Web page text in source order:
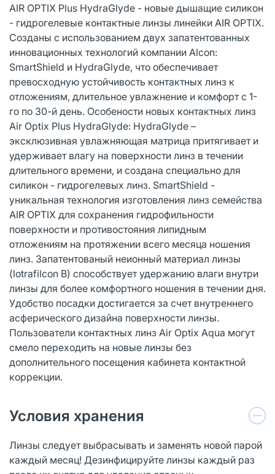
AIR OPTIX Plus HydraGlyde - новые дышащие силикон
- гидрогелевые контактные линзы линейки AIR OPTIX.
Созданы с использованием двух запатентованных
инновационных технологий компании Alcon:
SmartShield и HydraGlyde, что обеспечивает
превосходную устойчивость контактных линз к
отложениям, длительное увлажнение и комфорт с 1-
го по 30-й день. Особености новых контактных линз
Air Optix Plus HydraGlyde: HydraGlyde –
эксклюзивная увлажняющая матрица притягивает и
удерживает влагу на поверхности линз в течении
длительного времени, и создана специально для
силикон - гидрогелевых линз. SmartShield -
уникальная технология изготовления линз семейства
AIR OPTIX для сохранения гидрофильности
поверхности и противостояния липидным
отложениям на протяжении всего месяца ношения
линз. Запатентованый неионный материал линзы
(lotrafilcon B) способствует удержанию влаги внутри
линзы для более комфортного ношения в течении дня.
Удобство посадки достигается за счет внутреннего
асферического дизайна поверхности линзы.
Пользователи контактных линз Air Optix Aqua могут
смело переходить на новые линзы без
дополнительного посещения кабинета контактной
коррекции.
Условия хранения
Линзы следует выбрасывать и заменять новой парой
каждый месяц! Дезинфицируйте линзы каждый раз